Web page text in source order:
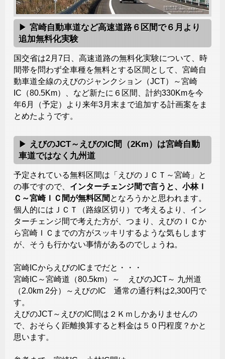
宮崎自動車道など高速道路６区間で６月より
追加無料化実験
国交省は2月7日、高速道路の無料化実験について、時
間帯を問わず全車種を無料とする区間として、宮崎自
動車道全線のえびのジャンクション（JCT）～宮崎
IC（80.5Km）、など新たに６区間、計約330Kmを今
年6月（予定）より来年3月末まで追加する計画案をま
とめたようです。
えびのJCT～えびのIC間（2Km）は宮崎自動
車道ではなく九州道
予定されている無料区間は「えびのＪＣＴ～宮崎」と
の事ですので、 インターチェンジ間で言うと、小林Ｉ
Ｃ～宮崎ＩＣ間が無料区間 となろうかと思われます。
個人的にはＪＣＴ（路線区切り）で考えるより、イン
ターチェンジ間で考えた方が、つまり、えびのＩＣか
ら宮崎ＩＣまでの方がスッキリするような気もします
が、そうも行かない事情があるのでしょうね。
宮崎ICからえびのICまでだと・・・
宮崎IC～宮崎道（80.5km）～ えびのJCT～ 九州道
（2.0km 2分）～えびのIC 通常の通行料は2,300円で
す。
えびのJCT～えびのIC間は２Ｋｍしかありませんの
で、おそらく距離換算すると料金は５０円程度？かと
思います。